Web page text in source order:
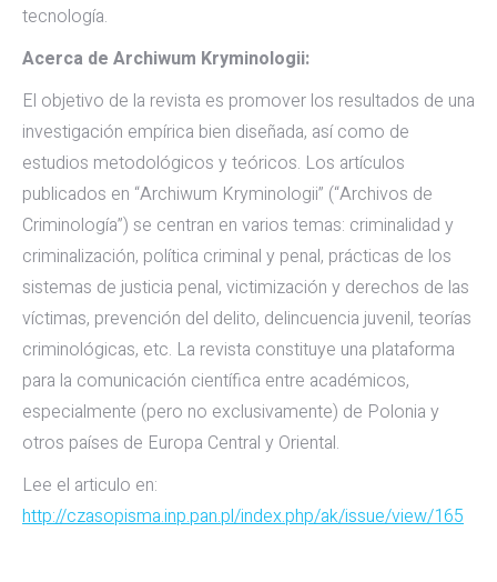
tecnología.
Acerca de Archiwum Kryminologii:
El objetivo de la revista es promover los resultados de una
investigación empírica bien diseñada, así como de
estudios metodológicos y teóricos. Los artículos
publicados en “Archiwum Kryminologii” (“Archivos de
Criminología”) se centran en varios temas: criminalidad y
criminalización, política criminal y penal, prácticas de los
sistemas de justicia penal, victimización y derechos de las
víctimas, prevención del delito, delincuencia juvenil, teorías
criminológicas, etc. La revista constituye una plataforma
para la comunicación científica entre académicos,
especialmente (pero no exclusivamente) de Polonia y
otros países de Europa Central y Oriental.
Lee el articulo en:
http://czasopisma.inp.pan.pl/index.php/ak/issue/view/165